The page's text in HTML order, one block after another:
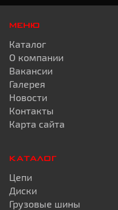
МЕНЮ
Каталог
О компании
Вакансии
Галерея
Новости
Контакты
Карта сайта
КАТАЛОГ
Цепи
Диски
Грузовые шины